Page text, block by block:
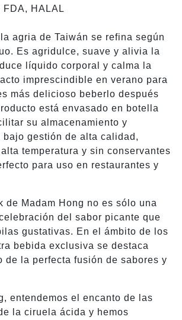
HALAL
agria de Taiwán se refina según
Es agridulce, suave y alivia la
líquido corporal y calma la
imprescindible en verano para
más delicioso beberlo después
está envasado en botella
su almacenamiento y
bajo gestión de alta calidad,
temperatura y sin conservantes
para uso en restaurantes y
de Madam Hong no es sólo una
del sabor picante que
gustativas. En el ámbito de los
bebida exclusiva se destaca
de la perfecta fusión de sabores y
entendemos el encanto de las
la ciruela ácida y hemos